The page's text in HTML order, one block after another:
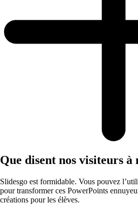
Que disent nos visiteurs à
Slidesgo est formidable. Vous pouvez
pour transformer ces PowerPoints
créations pour les élèves.